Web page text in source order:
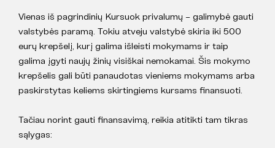
Vienas iš pagrindinių Kursuok privalumų – galimybė gauti
valstybės paramą. Tokiu atveju valstybė skiria iki 500
eurų krepšelį, kurį galima išleisti mokymams ir taip
galima įgyti naujų žinių visiškai nemokamai. Šis mokymo
krepšelis gali būti panaudotas vieniems mokymams arba
paskirstytas keliems skirtingiems kursams finansuoti.
Tačiau norint gauti finansavimą, reikia atitikti tam tikras
sąlygas: